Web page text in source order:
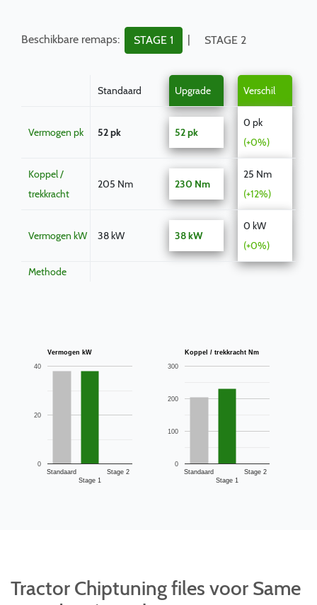
Beschikbare remaps: STAGE 1 | STAGE 2
Standaard Upgrade Verschil
Vermogen pk 52 pk 52 pk
0 pk
(+0%)
Koppel /
trekkracht
205 Nm 230 Nm
25 Nm
(+12%)
Vermogen kW 38 kW 38 kW
0 kW
(+0%)
Methode
Vermogen kW
Standaard
Stage 1
Stage 2
0
20
40
Koppel / trekkracht Nm
Standaard
Stage 1
Stage 2
0
100
200
300
Tractor Chiptuning files voor Same